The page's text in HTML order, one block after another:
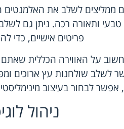
ממליצים לשלב את האלמנטים
טבעי ותאורה רכה. ניתן גם
פריטים אישיים, כדי
על האווירה הכללית שאתם
לשלב שולחנות עץ ארוכים
אפשר לבחור בעיצוב
ניהול